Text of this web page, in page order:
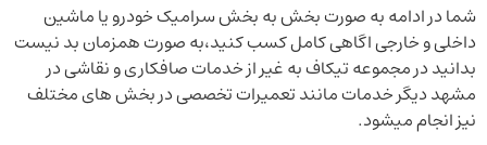
شما در ادامه به صورت بخش به بخش سرامیک خودرو یا ماشین
داخلی و خارجی اگاهی کامل کسب کنید،به صورت همزمان بد نیست
بدانید در مجموعه تیکاف به غیر از خدمات صافکاری و نقاشی در
مشهد دیگر خدمات مانند تعمیرات تخصصی در بخش های مختلف
نیز انجام میشود.